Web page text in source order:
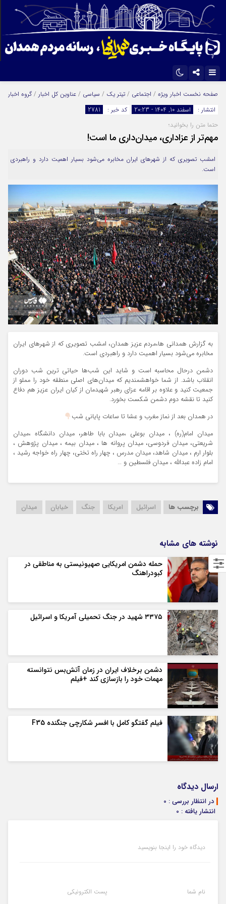
اینستاگرام
تلگرام
ایتا
آپارات
صفحه نخست اخبار ویژه / اجتماعی / تیتر یک / سیاسی / عناوین کل اخبار / گروه اخبار
انتشار :
اسفند 10, 1404 - 20:23 کد خبر :
2781
حتما متن را بخوانید؛
مهم‌تر از عزاداری، میدان‌داری ما است!
امشب تصویری که از شهرهای ایران مخابره می‌شود بسیار اهمیت دارد و راهبردی
است.
به گزارش همدانی ها،مردم عزیز همدان، امشب تصویری که از شهرهای ایران
مخابره می‌شود بسیار اهمیت دارد و راهبردی است.
دشمن درحال محاسبه است و شاید این شب‌ها حیاتی ترین شب دوران
انقلاب باشد. از شما خواهشمندیم که میدان‌های اصلی منطقه خود را مملو از
جمعیت کنید و علاوه بر اقامه عزای رهبر شهیدمان از کیان ایران عزیز هم دفاع
کنید تا نقشه دوم دشمن شکست بخورد.
در همدان بعد از نماز مغرب و عشا تا ساعات پایانی شب
میدان امام(ره) ، میدان بوعلی ،میدان بابا طاهر، میدان دانشگاه ،میدان
شریعتی، میدان فردوسی، میدان پروانه ها ، میدان بیمه ، میدان پژوهش ،
بلوار ارم ، میدان شاهد، میدان مدرس ، چهار راه تختی، چهار راه خواجه رشید ،
امام زاده عبدالله ، میدان فلسطین و …
برچسب ها اسرائیل امریکا جنگ خیابان میدان
نوشته های مشابه
حمله دشمن امریکایی صهیونیستی به مناطقی در
کبودراهنگ
۳۳۷۵ شهید در جنگ تحمیلی آمریکا و اسرائیل
دشمن برخلاف ایران در زمان آتش‌بس نتوانسته
مهمات خود را بازسازی کند +فیلم
فیلم گفتگو کامل با افسر شکارچی جنگنده F35
ارسال دیدگاه
در انتظار بررسی : 0
انتشار یافته : 0
دیدگاه خود را اینجا بنویسید
نام شما پست الکترونیکی